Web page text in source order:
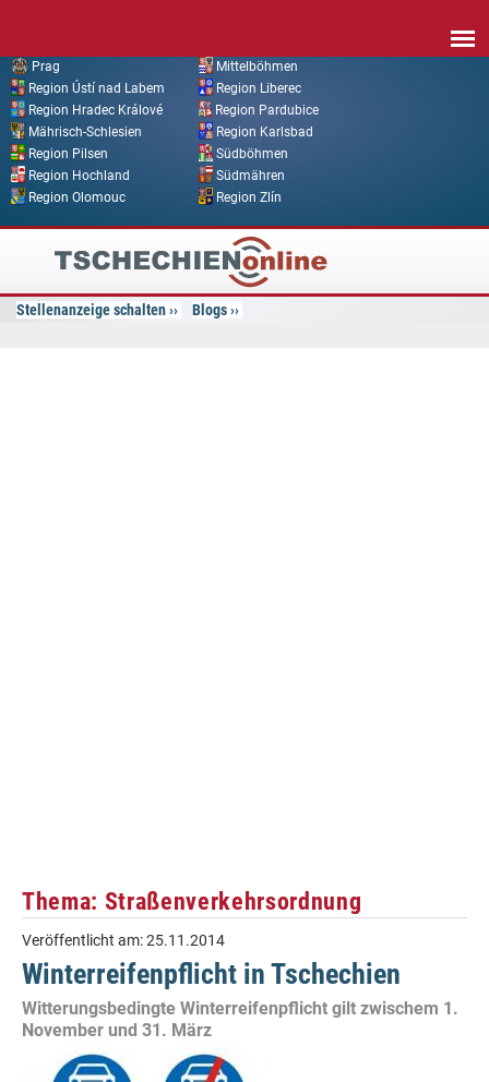
Prag
Mittelböhmen
Region Ústí nad Labem
Region Liberec
Region Hradec Králové
Region Pardubice
Mährisch-Schlesien
Region Karlsbad
Region Pilsen
Südböhmen
Region Hochland
Südmähren
Region Olomouc
Region Zlín
Tschechien
Online
Stellenanzeige schalten Blogs
Thema: Straßenverkehrsordnung
Veröffentlicht am:25.11.2014
Winterreifenpflicht in Tschechien
Witterungsbedingte Winterreifenpflicht gilt zwischem 1.
November und 31. März